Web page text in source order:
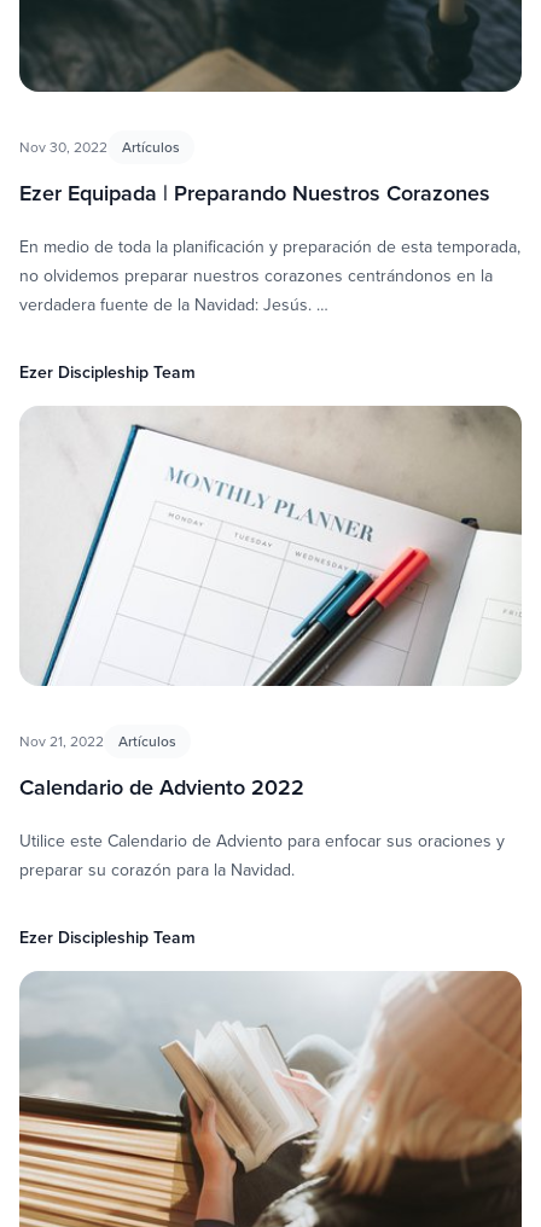
Nov 30, 2022 Artículos
Ezer Equipada | Preparando Nuestros Corazones
En medio de toda la planificación y preparación de esta temporada,
no olvidemos preparar nuestros corazones centrándonos en la
verdadera fuente de la Navidad: Jesús. …
Ezer Discipleship Team
Nov 21, 2022 Artículos
Calendario de Adviento 2022
Utilice este Calendario de Adviento para enfocar sus oraciones y
preparar su corazón para la Navidad.
Ezer Discipleship Team